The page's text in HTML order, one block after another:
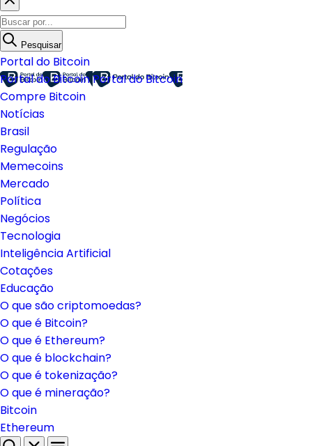
Pesquisar
Portal do Bitcoin
Portal do BitcoinPortal do Bitcoin
Compre Bitcoin
Notícias
Brasil
Regulação
Memecoins
Mercado
Política
Negócios
Tecnologia
Inteligência Artificial
Cotações
Educação
O que são criptomoedas?
O que é Bitcoin?
O que é Ethereum?
O que é blockchain?
O que é tokenização?
O que é mineração?
Bitcoin
Ethereum